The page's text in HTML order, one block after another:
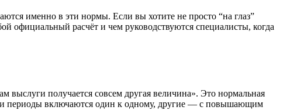
именно в эти нормы. Если вы хотите не просто “на глаз”
официальный расчёт и чем руководствуются специалисты, когда
получается совсем другая величина». Это нормальная
периоды включаются один к одному, другие — с повышающим